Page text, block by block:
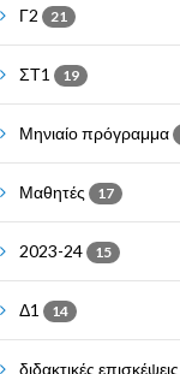
Γ2 21
ΣΤ1 19
Μηνιαίο πρόγραμμα
Μαθητές 17
2023-24 15
Δ1 14
διδακτικές επισκέψεις